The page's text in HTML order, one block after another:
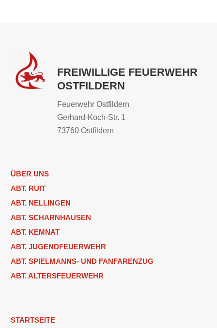
FREIWILLIGE FEUERWEHR
OSTFILDERN
Feuerwehr Ostfildern
Gerhard-Koch-Str. 1
73760 Ostfildern
ÜBER UNS
ABT. RUIT
ABT. NELLINGEN
ABT. SCHARNHAUSEN
ABT. KEMNAT
ABT. JUGENDFEUERWEHR
ABT. SPIELMANNS- UND FANFARENZUG
ABT. ALTERSFEUERWEHR
STARTSEITE